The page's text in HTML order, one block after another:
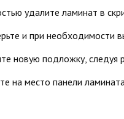
удалите ламинат в
и при необходимости
новую подложку, следуя
на место панели